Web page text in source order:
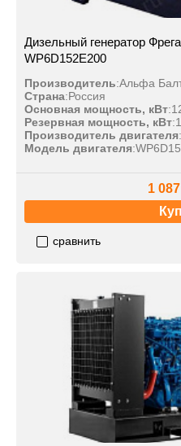
Дизельный генератор
WP6D152E200
Производитель:Альфа
Страна:Россия
Основная мощность, кВт:
Резервная мощность, кВт:
Производитель двигателя:
Модель двигателя:
1
сравнить